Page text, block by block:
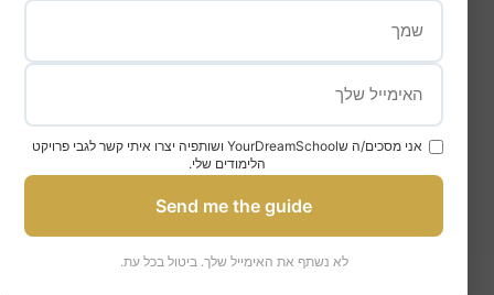
אני מסכים/ה שYourDreamSchool ושותפיה יצרו איתי קשר לגבי פרויקט
הלימודים שלי.
Send me the guide
לא נשתף את האימייל שלך. ביטול בכל עת.